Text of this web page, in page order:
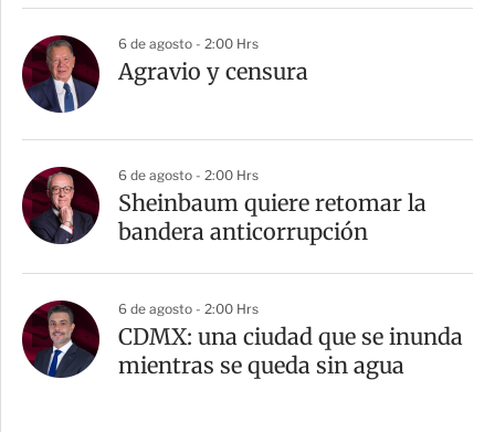
6 de agosto - 2:00 Hrs
Agravio y censura
6 de agosto - 2:00 Hrs
Sheinbaum quiere retomar la
bandera anticorrupción
6 de agosto - 2:00 Hrs
CDMX: una ciudad que se inunda
mientras se queda sin agua